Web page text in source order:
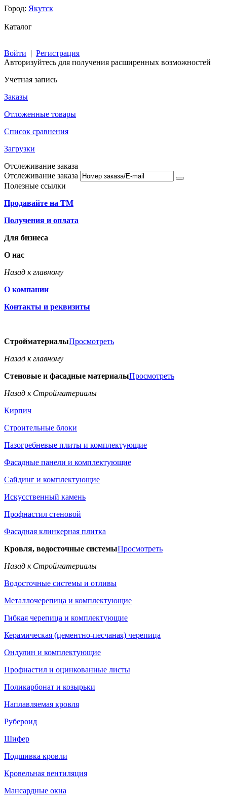
Город: Якутск
Каталог
Войти | Регистрация
Авторизуйтесь для получения расширенных возможностей
Учетная запись
Заказы
Отложенные товары
Список сравнения
Загрузки
Отслеживание заказа
Отслеживание заказа
Полезные ссылки
Продавайте на ТМ
Получения и оплата
Для бизнеса
О нас
Назад к главному
О компании
Контакты и реквизиты
СтройматериалыПросмотреть
Назад к главному
Стеновые и фасадные материалыПросмотреть
Назад к Стройматериалы
Кирпич
Строительные блоки
Пазогребневые плиты и комплектующие
Фасадные панели и комплектующие
Сайдинг и комплектующие
Искусственный камень
Профнастил стеновой
Фасадная клинкерная плитка
Кровля, водосточные системыПросмотреть
Назад к Стройматериалы
Водосточные системы и отливы
Металлочерепица и комплектующие
Гибкая черепица и комплектующие
Керамическая (цементно-песчаная) черепица
Ондулин и комплектующие
Профнастил и оцинкованные листы
Поликарбонат и козырьки
Наплавляемая кровля
Рубероид
Шифер
Подшивка кровли
Кровельная вентиляция
Мансардные окна